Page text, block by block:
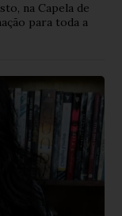
na Capela de
para toda a